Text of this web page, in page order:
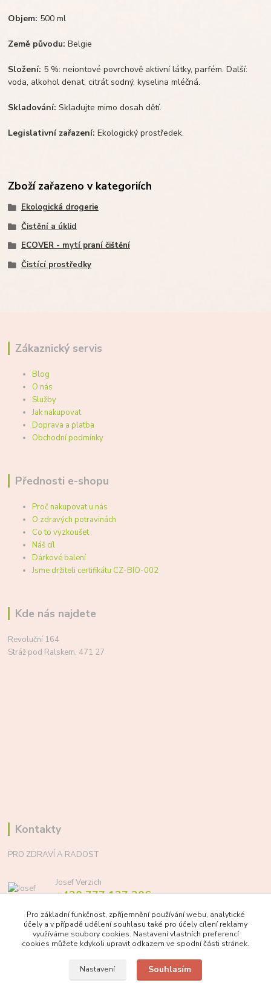
Objem: 500 ml
Země původu: Belgie
Složení: 5 %: neiontové povrchově aktivní látky, parfém. Další:
voda, alkohol denat, citrát sodný, kyselina mléčná.
Skladování: Skladujte mimo dosah dětí.
Legislativní zařazení: Ekologický prostředek.
Zboží zařazeno v kategoriích
Ekologická drogerie
Čistění a úklid
ECOVER - mytí praní čištění
Čistící prostředky
Zákaznický servis
Blog
O nás
Služby
Jak nakupovat
Doprava a platba
Obchodní podmínky
Přednosti e-shopu
Proč nakupovat u nás
O zdravých potravinách
Co to vyzkoušet
Náš cíl
Dárkové balení
Jsme držiteli certifikátu CZ-BIO-002
Kde nás najdete
Revoluční 164
Stráž pod Ralskem, 471 27
Kontakty
PRO ZDRAVÍ A RADOST
Josef Verzich
+420 777 137 206
info@prozdraviaradost.cz
Pro základní funkčnost, zpříjemnění používání webu, analytické
účely a v případě udělení souhlasu také pro účely cílení reklamy
využíváme soubory cookies. Nastavení vlastních preferencí
cookies můžete kdykoli upravit odkazem ve spodní části stránek.
Nastavení Souhlasím